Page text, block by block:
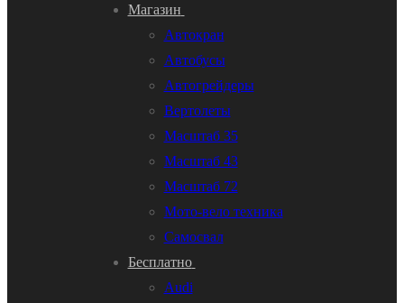
Магазин
Автокран
Автобусы
Автогрейдеры
Вертолеты
Масштаб 35
Масштаб 43
Масштаб 72
Мото-вело техника
Самосвал
Бесплатно
Audi